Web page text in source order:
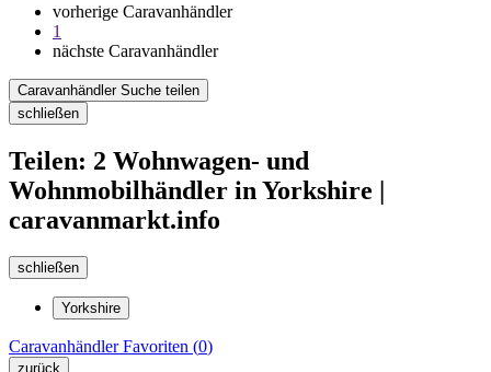
vorherige Caravanhändler
1
nächste Caravanhändler
Caravanhändler Suche teilen
schließen
Teilen: 2 Wohnwagen- und
Wohnmobilhändler in Yorkshire |
caravanmarkt.info
schließen
Yorkshire
CaravanhändlerFavoriten (0)
zurück